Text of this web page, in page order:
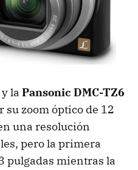
y la Pansonic DMC-TZ6
su zoom óptico de 12
una resolución
pero la primera
pulgadas mientras la